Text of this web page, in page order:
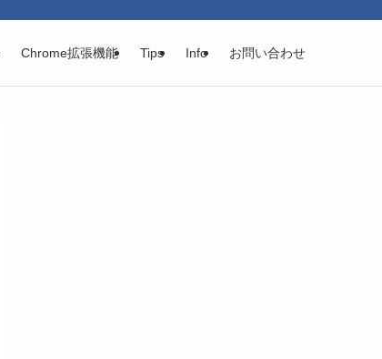
Chrome拡張機能 Tips Info お問い合わせ